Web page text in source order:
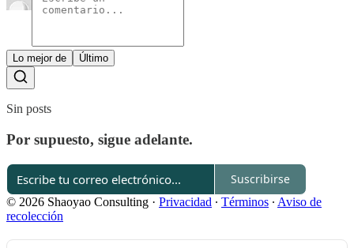
Lo mejor de Último
Sin posts
Por supuesto, sigue adelante.
Suscribirse
© 2026 Shaoyao Consulting · Privacidad ∙ Términos ∙ Aviso de
recolección